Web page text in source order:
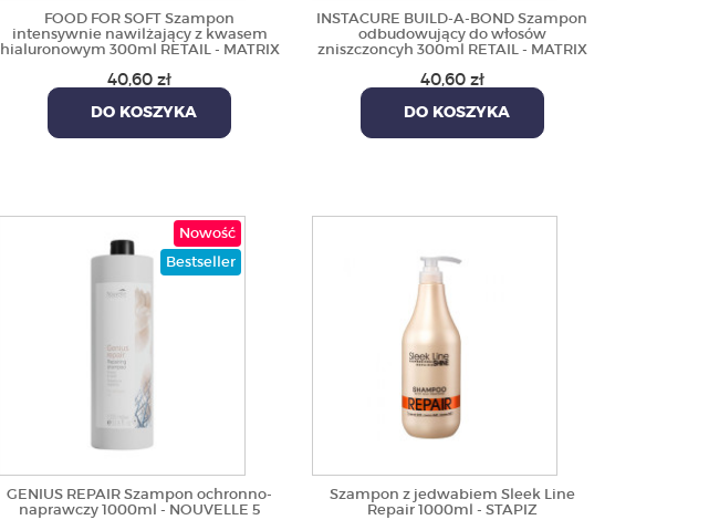
FOOD FOR SOFT Szampon
intensywnie nawilżający z kwasem
hialuronowym 300ml RETAIL - MATRIX
40,60 zł
DO KOSZYKA
INSTACURE BUILD-A-BOND Szampon
odbudowujący do włosów
zniszczoncyh 300ml RETAIL - MATRIX
40,60 zł
DO KOSZYKA
Nowość
Bestseller
GENIUS REPAIR Szampon ochronno-
naprawczy 1000ml - NOUVELLE 5
Szampon z jedwabiem Sleek Line
Repair 1000ml - STAPIZ